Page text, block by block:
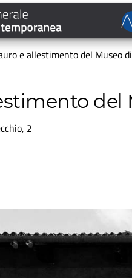
e allestimento del Museo di
del
2